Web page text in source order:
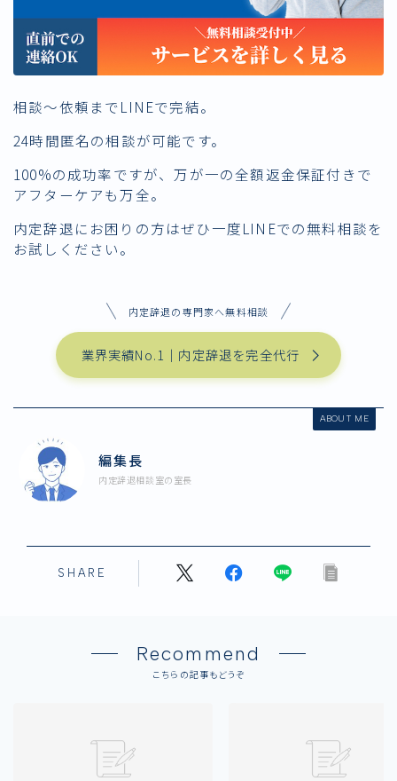
相談〜依頼までLINEで完結。
24時間匿名の相談が可能です。
100%の成功率ですが、万が一の全額返金保証付きで
アフターケアも万全。
内定辞退にお困りの方はぜひ一度LINEでの無料相談を
お試しください。
内定辞退の専門家へ無料相談
業界実績No.1｜内定辞退を完全代行
ABOUT ME
編集長
内定辞退相談室の室長
SHARE
Recommend
こちらの記事もどうぞ